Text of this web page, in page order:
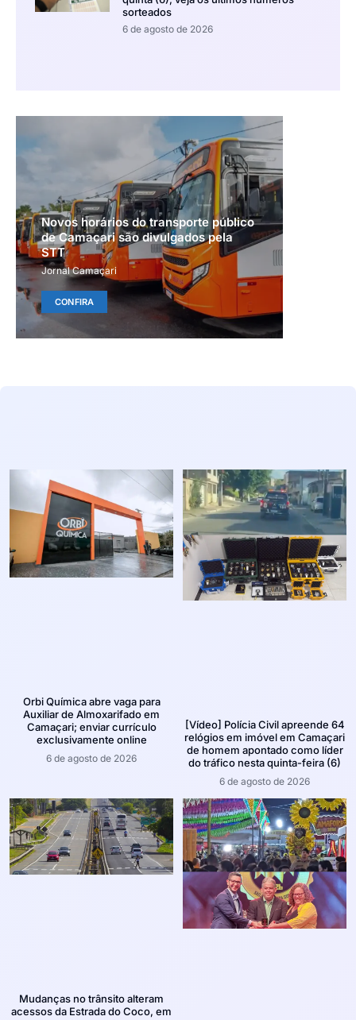
sorteados
6 de agosto de 2026
Novos horários do transporte público
de Camaçari são divulgados pela
STT
Jornal Camaçari
CONFIRA
Orbi Química abre vaga para
Auxiliar de Almoxarifado em
Camaçari; enviar currículo
exclusivamente online
6 de agosto de 2026
[Vídeo] Polícia Civil apreende 64
relógios em imóvel em Camaçari
de homem apontado como líder
do tráfico nesta quinta-feira (6)
6 de agosto de 2026
Mudanças no trânsito alteram
acessos da Estrada do Coco, em